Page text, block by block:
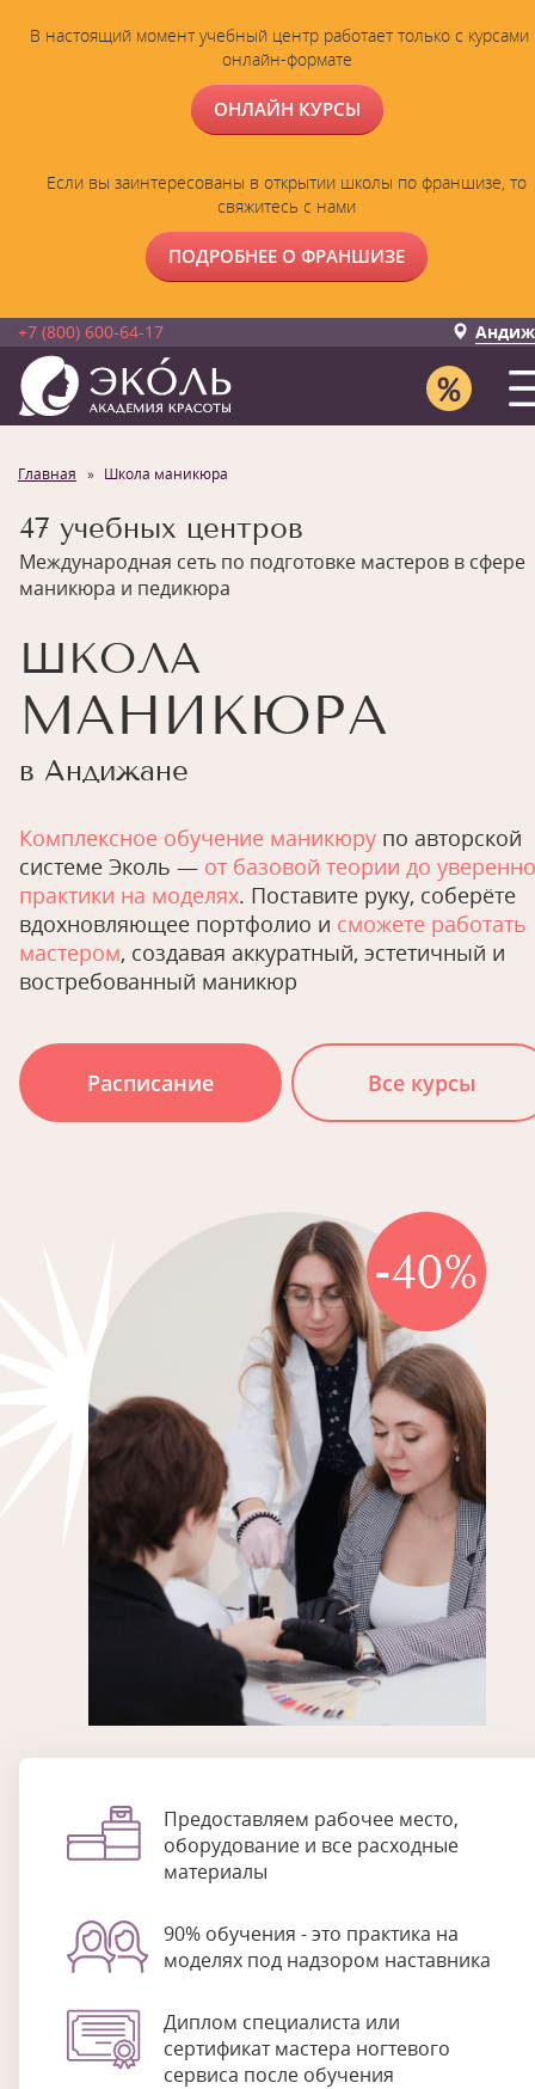
В настоящий момент учебный центр работает только с курсами
онлайн-формате
ОНЛАЙН КУРСЫ
Если вы заинтересованы в открытии школы по франшизе, то
свяжитесь с нами
ПОДРОБНЕЕ О ФРАНШИЗЕ
+7 (800) 600-64-17
Главная Школа маникюра
47 учебных центров
Международная сеть по подготовке мастеров в сфере
маникюра и педикюра
ШКОЛА
МАНИКЮРА
в Андижане
Комплексное обучение маникюру по авторской
системе Эколь — от базовой теории до
практики на моделях. Поставите руку, соберёте
вдохновляющее портфолио и сможете работать
мастером, создавая аккуратный, эстетичный и
востребованный маникюр
Расписание Все курсы
-40%
Предоставляем рабочее место,
оборудование и все расходные
материалы
90% обучения - это практика на
моделях под надзором наставника
Диплом специалиста или
сертификат мастера ногтевого
сервиса после обучения